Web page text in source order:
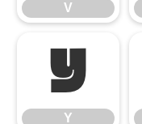
V
Y
Y